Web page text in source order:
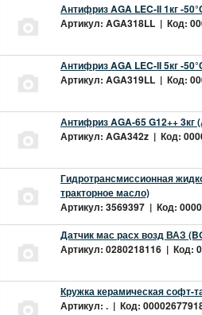
Антифриз AGA LEC-II 1кг -
Артикул: AGA318LL | Код:
Антифриз AGA LEC-II 5кг -
Артикул: AGA319LL | Код:
Антифриз AGA-65 G12++ 3кг
Артикул: AGA342z | Код:
Гидротрансмиссионная
тракторное масло)
Артикул: 3569397 | Код:
Датчик мас расх возд ВАЗ
Артикул: 0280218116 | Код:
Кружка керамическая софт-
Артикул: . | Код: